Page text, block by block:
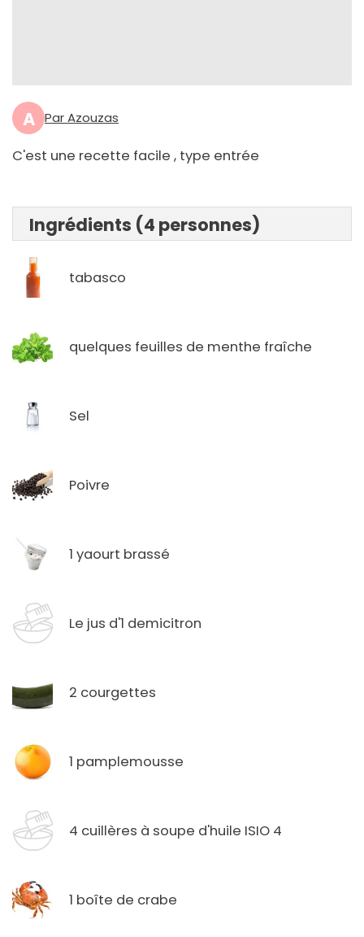
A Par Azouzas
C'est une recette facile , type entrée
Ingrédients (4 personnes)
tabasco
quelques feuilles de menthe fraîche
Sel
Poivre
1 yaourt brassé
Le jus d'1 demicitron
2 courgettes
1 pamplemousse
4 cuillères à soupe d'huile ISIO 4
1 boîte de crabe